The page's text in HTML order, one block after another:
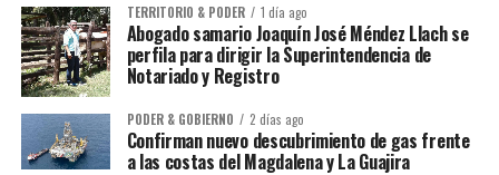
TERRITORIO & PODER 1 día ago
Abogado samario Joaquín José Méndez Llach se
perfila para dirigir la Superintendencia de
Notariado y Registro
PODER & GOBIERNO 2 días ago
Confirman nuevo descubrimiento de gas frente
a las costas del Magdalena y La Guajira